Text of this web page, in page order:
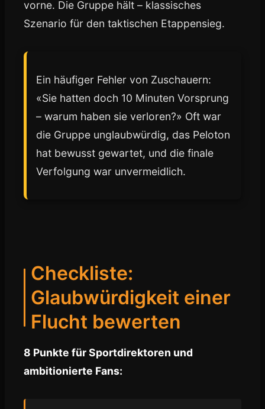
vorne. Die Gruppe hält – klassisches
Szenario für den taktischen Etappensieg.
Ein häufiger Fehler von Zuschauern:
«Sie hatten doch 10 Minuten Vorsprung
– warum haben sie verloren?» Oft war
die Gruppe unglaubwürdig, das Peloton
hat bewusst gewartet, und die finale
Verfolgung war unvermeidlich.
Checkliste:
Glaubwürdigkeit einer
Flucht bewerten
8 Punkte für Sportdirektoren und
ambitionierte Fans: